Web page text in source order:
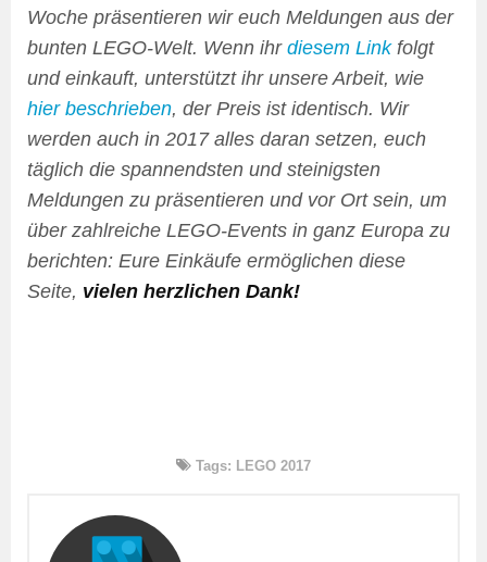
Woche präsentieren wir euch Meldungen aus der
bunten LEGO-Welt. Wenn ihr diesem Linkfolgt
und einkauft, unterstützt ihr unsere Arbeit, wie
hier beschrieben, der Preis ist identisch. Wir
werden auch in 2017 alles daran setzen, euch
täglich die spannendsten und steinigsten
Meldungen zu präsentieren und vor Ort sein, um
über zahlreiche LEGO-Events in ganz Europa zu
berichten: Eure Einkäufe ermöglichen diese
Seite, vielen herzlichen Dank!
Tags: LEGO 2017